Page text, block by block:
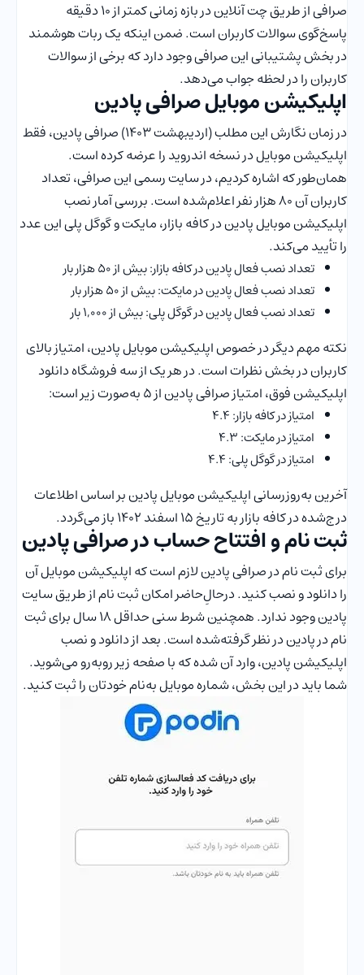
صرافی از طریق چت آنلاین در بازه زمانی کمتر از ۱۰ دقیقه
پاسخ‌گوی سوالات کاربران است. ضمن اینکه یک ربات هوشمند
در بخش پشتیبانی این صرافی وجود دارد که برخی از سوالات
کاربران را در لحظه جواب می‌دهد.
اپلیکیشن موبایل صرافی پادین
در زمان نگارش این مطلب (اردیبهشت ۱۴۰۳) صرافی پادین، فقط
اپلیکیشن موبایل در نسخه اندروید را عرضه کرده است.
همان‌طور که اشاره کردیم، در سایت رسمی این صرافی، تعداد
کاربران آن ۸۰ هزار نفر اعلام‌شده است. بررسی آمار نصب
اپلیکیشن موبایل پادین در کافه بازار، مایکت و گوگل پلی این عدد
را تأیید می‌کند.
تعداد نصب فعال پادین در کافه بازار: بیش از ۵۰ هزار بار
تعداد نصب فعال پادین در مایکت: بیش از ۵۰ هزار بار
تعداد نصب فعال پادین در گوگل پلی: بیش از ۱,۰۰۰ بار
نکته مهم دیگر در خصوص اپلیکیشن موبایل پادین، امتیاز بالای
کاربران در بخش نظرات است. در هر یک از سه فروشگاه دانلود
اپلیکیشن فوق، امتیاز صرافی پادین از ۵ به‌صورت زیر است:
امتیاز در کافه بازار: ۴.۴
امتیاز در مایکت: ۴.۳
امتیاز در گوگل پلی: ۴.۴
آخرین به‌روزرسانی اپلیکیشن موبایل پادین بر اساس اطلاعات
درج‌شده در کافه بازار به تاریخ ۱۵ اسفند ۱۴۰۲ باز می‌گردد.
ثبت نام و افتتاح حساب در صرافی پادین
برای ثبت نام در صرافی پادین لازم است که اپلیکیشن موبایل آن
را دانلود و نصب کنید. درحالِ‌حاضر امکان ثبت نام از طریق سایت
پادین وجود ندارد. همچنین شرط سنی حداقل ۱۸ سال برای ثبت
نام در پادین در نظر گرفته‌شده است. بعد از دانلود و نصب
اپلیکیشن پادین، وارد آن شده که با صفحه زیر روبه‌رو می‌شوید.
شما باید در این بخش، شماره موبایل به‌نام خودتان را ثبت کنید.